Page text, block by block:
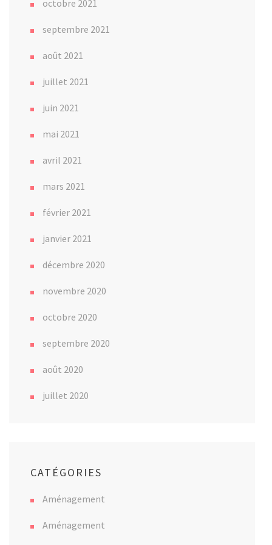
octobre 2021
septembre 2021
août 2021
juillet 2021
juin 2021
mai 2021
avril 2021
mars 2021
février 2021
janvier 2021
décembre 2020
novembre 2020
octobre 2020
septembre 2020
août 2020
juillet 2020
CATÉGORIES
Aménagement
Aménagement